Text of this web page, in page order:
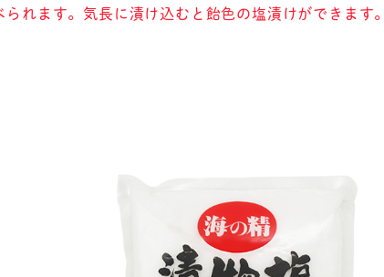
れます。気長に漬け込むと飴色の塩漬けができます。